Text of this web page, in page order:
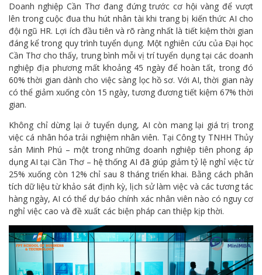
Doanh nghiệp Cần Thơ đang đứng trước cơ hội vàng để vượt
lên trong cuộc đua thu hút nhân tài khi trang bị kiến thức AI cho
đội ngũ HR. Lợi ích đầu tiên và rõ ràng nhất là tiết kiệm thời gian
đáng kể trong quy trình tuyển dụng. Một nghiên cứu của Đại học
Cần Thơ cho thấy, trung bình mỗi vị trí tuyển dụng tại các doanh
nghiệp địa phương mất khoảng 45 ngày để hoàn tất, trong đó
60% thời gian dành cho việc sàng lọc hồ sơ. Với AI, thời gian này
có thể giảm xuống còn 15 ngày, tương đương tiết kiệm 67% thời
gian.
Không chỉ dừng lại ở tuyển dụng, AI còn mang lại giá trị trong
việc cá nhân hóa trải nghiệm nhân viên. Tại Công ty TNHH Thủy
sản Minh Phú – một trong những doanh nghiệp tiên phong áp
dụng AI tại Cần Thơ – hệ thống AI đã giúp giảm tỷ lệ nghỉ việc từ
25% xuống còn 12% chỉ sau 8 tháng triển khai. Bằng cách phân
tích dữ liệu từ khảo sát định kỳ, lịch sử làm việc và các tương tác
hàng ngày, AI có thể dự báo chính xác nhân viên nào có nguy cơ
nghỉ việc cao và đề xuất các biện pháp can thiệp kịp thời.